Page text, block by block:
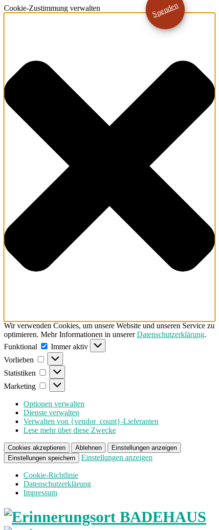
Cookie-Zustimmung verwalten
Wir verwenden Cookies, um unsere Website und unseren Service zu
optimieren. Mehr Informationen in unsererDatenschutzerklärung.
Funktional
Funktional
Immer aktiv
Vorlieben
Vorlieben
Statistiken Statistiken
Marketing Marketing
Optionen verwalten
Dienste verwalten
Verwalten von {vendor_count}-Lieferanten
Lese mehr über diese Zwecke
Cookies akzeptieren Ablehnen
Einstellungen anzeigen
Einstellungen speichern
Einstellungen anzeigen
Cookie-Richtlinie
Datenschutzerklärung
Impressum
Spenden